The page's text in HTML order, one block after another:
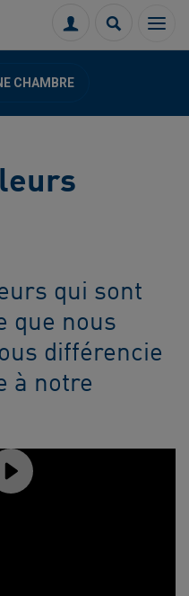
Menu
Connexion
CHAMBRE
qui sont
que nous
différencie
à notre